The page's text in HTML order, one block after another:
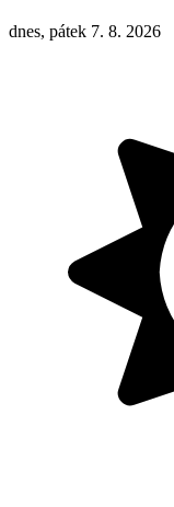
dnes, pátek 7. 8. 2026